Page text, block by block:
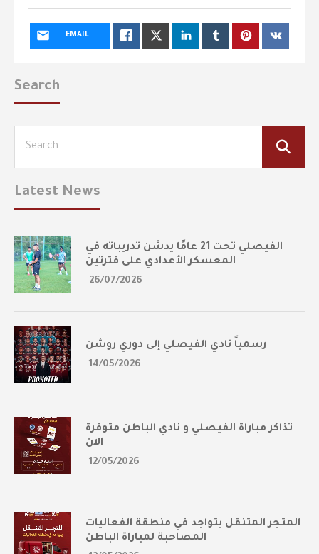
EMAIL
Search
Latest News
الفيصلي تحت 21 عامًا يدشن تدريباته في
المعسكر الأعدادي على فترتين
26/07/2026
رسمياً نادي الفيصلي إلى دوري روشن
14/05/2026
تذاكر مباراة الفيصلي و نادي الباطن متوفرة
الآن
12/05/2026
المتجر المتنقل يتواجد في منطقة الفعاليات
المصاحبة لمباراة الباطن